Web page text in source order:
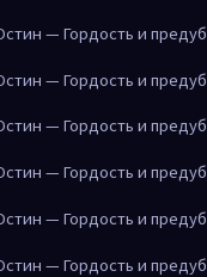
— Гордость и
— Гордость и
— Гордость и
— Гордость и
— Гордость и
— Гордость и